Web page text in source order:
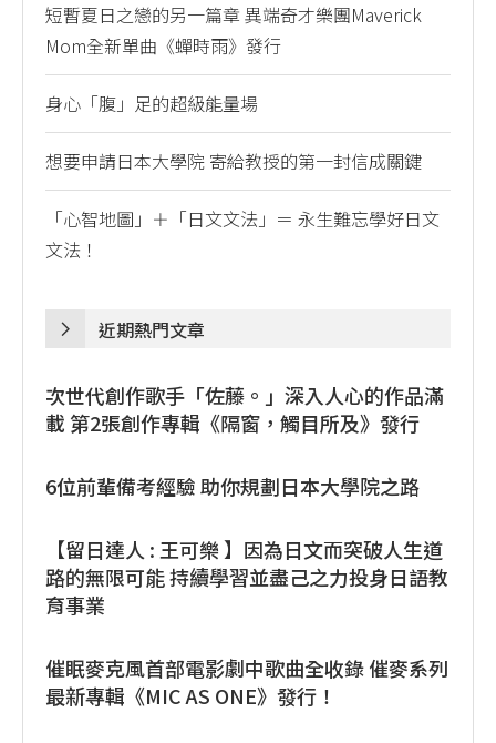
短暫夏日之戀的另一篇章 異端奇才樂團Maverick
Mom全新單曲《蟬時雨》發行
身心「腹」足的超級能量場
想要申請日本大學院 寄給教授的第一封信成關鍵
「心智地圖」＋「日文文法」＝ 永生難忘學好日文
文法！
近期熱門文章
次世代創作歌手「佐藤。」深入人心的作品滿
載 第2張創作專輯《隔窗，觸目所及》發行
6位前輩備考經驗 助你規劃日本大學院之路
【留日達人 : 王可樂 】因為日文而突破人生道
路的無限可能 持續學習並盡己之力投身日語教
育事業
催眠麥克風首部電影劇中歌曲全收錄 催麥系列
最新專輯《MIC AS ONE》發行！